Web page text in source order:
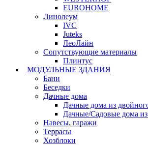
EUROHOME
Линолеум
IVC
Juteks
ЛеоЛайн
Сопутствующие материалы
Плинтус
МОДУЛЬНЫЕ ЗДАНИЯ
Бани
Беседки
Дачные дома
Дачные дома из
Дачные/Садовые дома
Навесы, гаражи
Террасы
Хозблоки